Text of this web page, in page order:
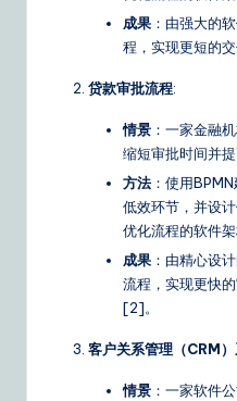
成果 ：由强大的
程，实现更短的
贷款审批流程:
情景 ：一家金融
缩短审批时间并提
方法：使用
低效环节，并设
优化流程的软件架
成果 ：由精心设
流程，实现更快
[2]。
客户关系管理（CRM
情景 ：一家软件